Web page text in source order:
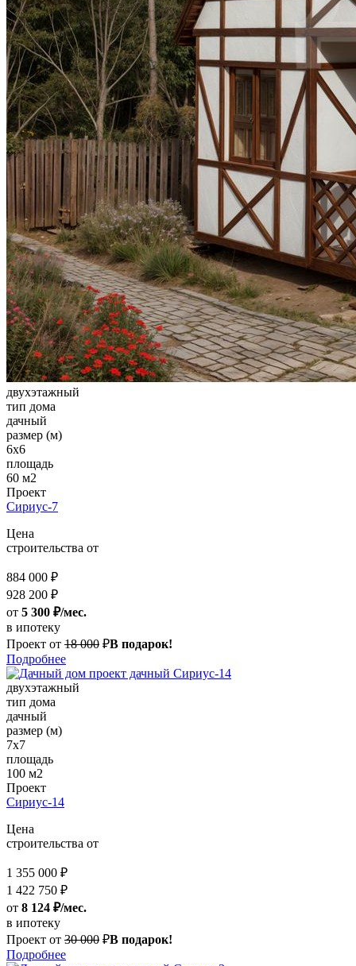
двухэтажный
тип дома
дачный
размер (м)
6х6
площадь
60 м2
Проект
Сириус-7
Цена
строительства от
884 000 ₽
928 200 ₽
от 5 300 ₽/мес.
в ипотеку
Проект от 18 000 ₽В подарок!
Подробнее
двухэтажный
тип дома
дачный
размер (м)
7х7
площадь
100 м2
Проект
Сириус-14
Цена
строительства от
1 355 000 ₽
1 422 750 ₽
от 8 124 ₽/мес.
в ипотеку
Проект от 30 000 ₽В подарок!
Подробнее